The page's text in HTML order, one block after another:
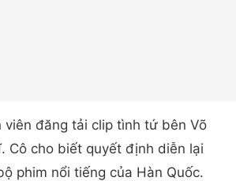
viên đăng tải clip tình tứ bên Võ
Cô cho biết quyết định diễn lại
phim nổi tiếng của Hàn Quốc.